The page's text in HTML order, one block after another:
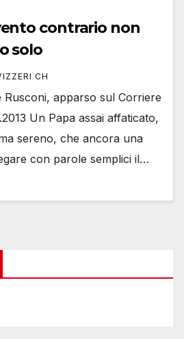
contrario non
solo
CH
Rusconi, apparso sul Corriere
Un Papa assai affaticato,
sereno, che ancora una
con parole semplici il…